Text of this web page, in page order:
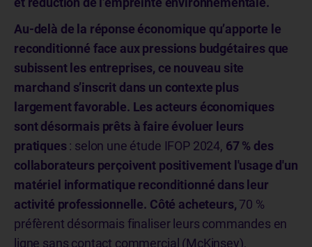
Au-delà de la réponse économique qu’apporte le
reconditionné face aux pressions budgétaires que
subissent les entreprises, ce nouveau site
marchand s’inscrit dans un contexte plus
largement favorable. Les acteurs économiques
sont désormais prêts à faire évoluer leurs
pratiques: selon une étude IFOP 2024, 67 % des
collaborateurs perçoivent positivement l'usage d'un
matériel informatique reconditionné dans leur
activité professionnelle. Côté acheteurs, 70 %
préfèrent désormais finaliser leurs commandes en
ligne sans contact commercial (McKinsey),